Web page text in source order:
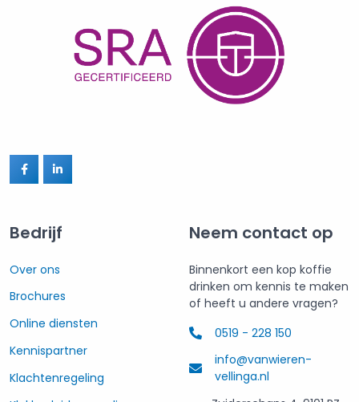
Bedrijf
Over ons
Brochures
Online diensten
Kennispartner
Klachtenregeling
Neem contact op
Binnenkort een kop koffie
drinken om kennis te maken
of heeft u andere vragen?
0519 - 228 150
info@vanwieren-
vellinga.nl